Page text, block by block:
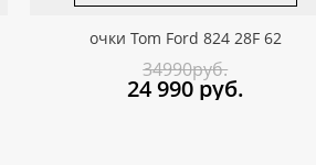
ПРИВЕЗТИ ПОД ЗАКАЗ
очки Tom Ford 824 28F 62
34990руб.
24 990 руб.